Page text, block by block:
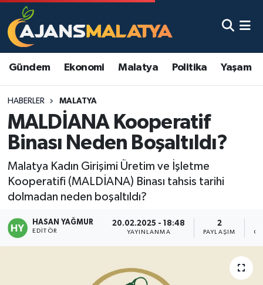
Gündem Ekonomi Malatya Politika Yaşam
HABERLER MALATYA
MALDİANA Kooperatif
Binası Neden Boşaltıldı?
Malatya Kadın Girişimi Üretim ve İşletme
Kooperatifi (MALDİANA) Binası tahsis tarihi
dolmadan neden boşaltıldı?
HASAN YAĞMUR
EDITÖR
20.02.2025 - 18:48
YAYINLANMA
2
PAYLAŞIM
Asayiş
Eğitim
Ekonomi
Gündem
Kadın
Kültür & Sanat
Malatya Nöbetçi Eczaneler
Malatya Namaz Vakitleri
Malatya Trafik Yoğunluk Haritası
TFF 3.Lig 2.Grup Puan Durumu ve Fikstür
Tüm Manşetler
Son Dakika Haberleri